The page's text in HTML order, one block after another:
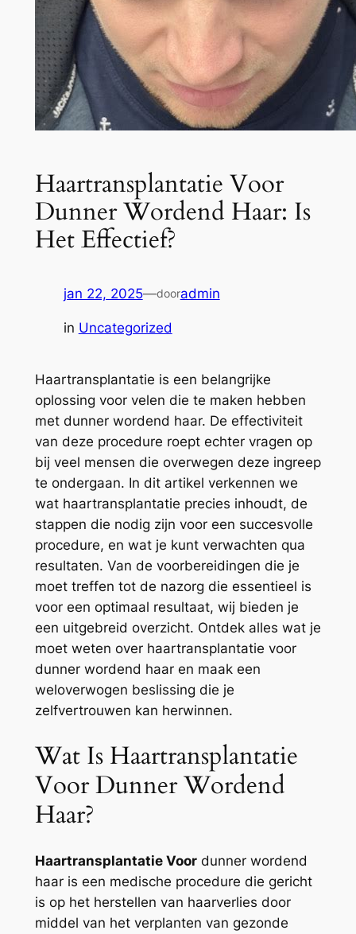
Haartransplantatie Voor
Dunner Wordend Haar: Is
Het Effectief?
jan 22, 2025—dooradmin
in Uncategorized
Haartransplantatie is een belangrijke
oplossing voor velen die te maken hebben
met dunner wordend haar. De effectiviteit
van deze procedure roept echter vragen op
bij veel mensen die overwegen deze ingreep
te ondergaan. In dit artikel verkennen we
wat haartransplantatie precies inhoudt, de
stappen die nodig zijn voor een succesvolle
procedure, en wat je kunt verwachten qua
resultaten. Van de voorbereidingen die je
moet treffen tot de nazorg die essentieel is
voor een optimaal resultaat, wij bieden je
een uitgebreid overzicht. Ontdek alles wat je
moet weten over haartransplantatie voor
dunner wordend haar en maak een
weloverwogen beslissing die je
zelfvertrouwen kan herwinnen.
Wat Is Haartransplantatie
Voor Dunner Wordend
Haar?
Haartransplantatie Voordunner wordend
haar is een medische procedure die gericht
is op het herstellen van haarverlies door
middel van het verplanten van gezonde